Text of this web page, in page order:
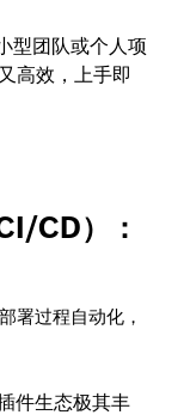
型团队或个人项
高效，上手即
CD）：
署过程自动化，
件生态极其丰